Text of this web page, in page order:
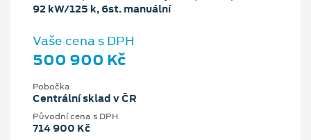
92 kW/125 k, 6st. manuální
Vaše cena s DPH
500 900 Kč
Pobočka
Centrální sklad v ČR
Původní cena s DPH
714 900 Kč